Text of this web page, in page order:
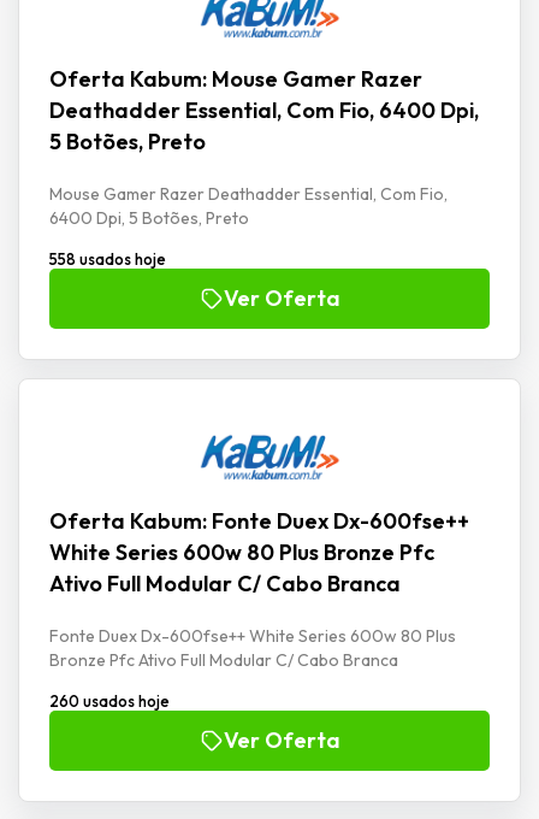
Oferta Kabum: Mouse Gamer Razer
Deathadder Essential, Com Fio, 6400 Dpi,
5 Botões, Preto
Mouse Gamer Razer Deathadder Essential, Com Fio,
6400 Dpi, 5 Botões, Preto
558 usados hoje
Ver Oferta
Oferta Kabum: Fonte Duex Dx-600fse++
White Series 600w 80 Plus Bronze Pfc
Ativo Full Modular C/ Cabo Branca
Fonte Duex Dx-600fse++ White Series 600w 80 Plus
Bronze Pfc Ativo Full Modular C/ Cabo Branca
260 usados hoje
Ver Oferta